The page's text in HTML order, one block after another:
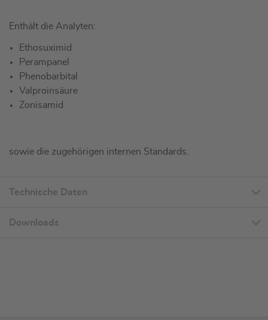
Enthält die Analyten:
Ethosuximid
Perampanel
Phenobarbital
Valproinsäure
Zonisamid
sowie die zugehörigen internen Standards.
Technische Daten
Downloads